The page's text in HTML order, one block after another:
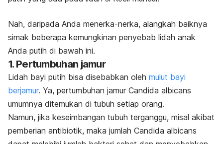
Nah, daripada Anda menerka-nerka, alangkah baiknya
simak beberapa kemungkinan penyebab lidah anak
Anda putih di bawah ini.
1. Pertumbuhan jamur
Lidah bayi putih bisa disebabkan oleh mulut bayi
berjamur. Ya, pertumbuhan jamur Candida albicans
umumnya ditemukan di tubuh setiap orang.
Namun, jika keseimbangan tubuh terganggu, misal akibat
pemberian antibiotik, maka jumlah Candida albicans